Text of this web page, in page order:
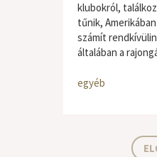
klubokról,
tűnik,
számít
általában a
egyéb